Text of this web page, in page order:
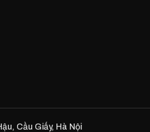
Cầu Giấy, Hà Nội